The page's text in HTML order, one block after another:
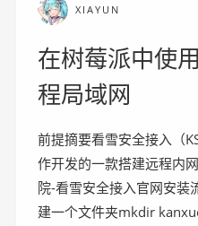
XIAYUN
在树莓派中使
程局域网
前提摘要看雪安全接入（
作开发的一款搭建远程内
院-看雪安全接入官网安装
建一个文件夹mkdir